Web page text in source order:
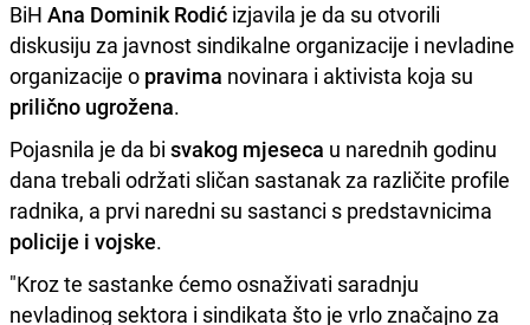
BiH Ana Dominik Rodić izjavila je da su otvorili
diskusiju za javnost sindikalne organizacije i nevladine
organizacije o pravima novinara i aktivista koja su
prilično ugrožena.
Pojasnila je da bi svakog mjeseca u narednih godinu
dana trebali održati sličan sastanak za različite profile
radnika, a prvi naredni su sastanci s predstavnicima
policije i vojske.
"Kroz te sastanke ćemo osnaživati saradnju
nevladinog sektora i sindikata što je vrlo značajno za